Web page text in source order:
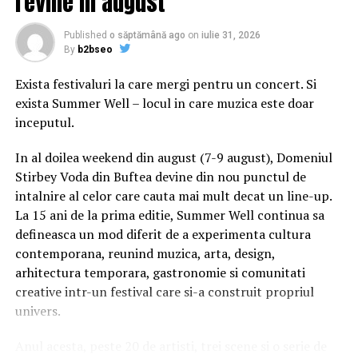
şi-a început cariera ca protejat – şi amant – al unui alt
nume celebru al cinematografiei italiene şi mondiale,
Luchino Visconti.
Unul dintre primele sale succese profesionale a venit ca
scenograf pentru o punere scenă a piesei lui
Shakespeare „As You Like It”, la Teatro Eliseo din Roma,
suprarealist Salvador Dali.
În anii ’50 şi ’60 a devenit un admirat regizor de operă.
Punerea sa în scenă a operei „Tosca”, în 1964, la Covent
Garden din Londra, a reprezentat un succes fulminant şi
a fost şi „cântecul de lebădă” al senzaţionalei cariere a
Mariei Callas.
În cinematografie este amintit pentru adaptarea
Published o săptămână ago on iulie 31, 2026
By b2bseo
Exista festivaluri la care mergi pentru un concert. Si
exista Summer Well – locul in care muzica este doar
inceputul.
In al doilea weekend din august (7-9 august), Domeniul
Stirbey Voda din Buftea devine din nou punctul de
intalnire al celor care cauta mai mult decat un line-up.
La 15 ani de la prima editie, Summer Well continua sa
defineasca un mod diferit de a experimenta cultura
contemporana, reunind muzica, arta, design,
arhitectura temporara, gastronomie si comunitati
creative intr-un festival care si-a construit propriul
univers.